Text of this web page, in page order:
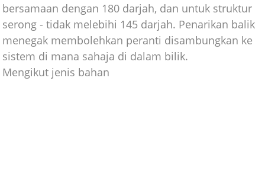
bersamaan dengan 180 darjah, dan untuk struktur
serong - tidak melebihi 145 darjah. Penarikan balik
menegak membolehkan peranti disambungkan ke
sistem di mana sahaja di dalam bilik.
Mengikut jenis bahan